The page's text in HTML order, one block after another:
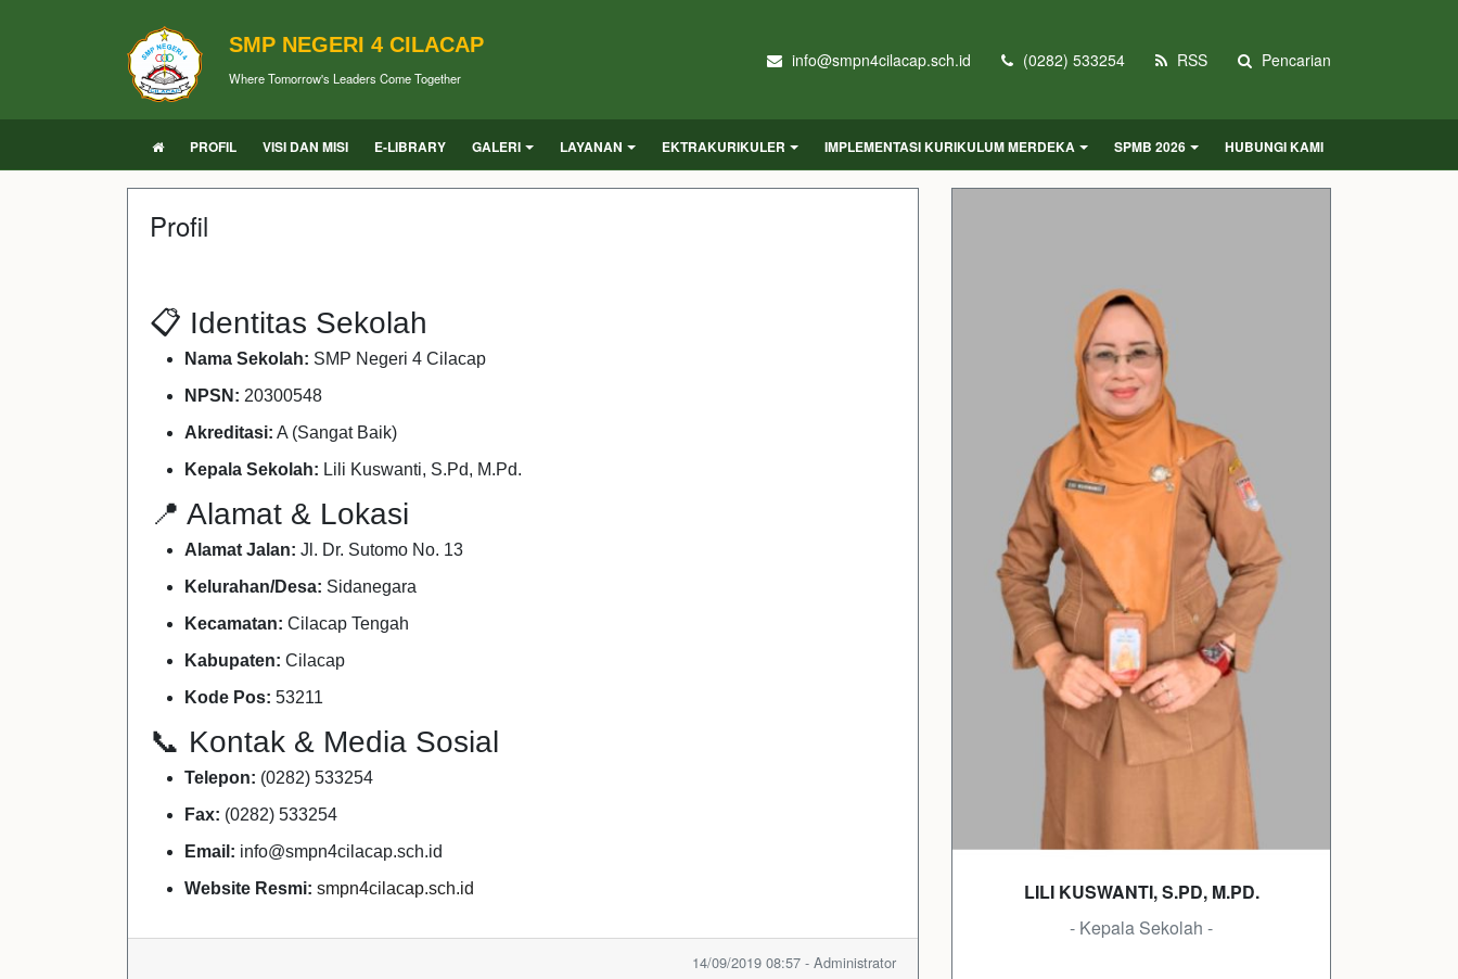
SMP NEGERI 4 CILACAP
Where Tomorrow's Leaders Come Together
info@smpn4cilacap.sch.id (0282) 533254 RSS Pencarian
PROFIL VISI DAN MISI E-LIBRARY GALERI LAYANAN EKTRAKURIKULER IMPLEMENTASI KURIKULUM MERDEKA SPMB 2026 HUBUNGI KAMI
Profil
📋 Identitas Sekolah
Nama Sekolah: SMP Negeri 4 Cilacap
NPSN: 20300548
Akreditasi: A (Sangat Baik)
Kepala Sekolah: Lili Kuswanti, S.Pd, M.Pd.
📍 Alamat & Lokasi
Alamat Jalan: Jl. Dr. Sutomo No. 13
Kelurahan/Desa: Sidanegara
Kecamatan: Cilacap Tengah
Kabupaten: Cilacap
Kode Pos: 53211
📞 Kontak & Media Sosial
Telepon: (0282) 533254
Fax: (0282) 533254
Email: info@smpn4cilacap.sch.id
Website Resmi: smpn4cilacap.sch.id
14/09/2019 08:57 - Administrator
LILI KUSWANTI, S.PD, M.PD.
- Kepala Sekolah -